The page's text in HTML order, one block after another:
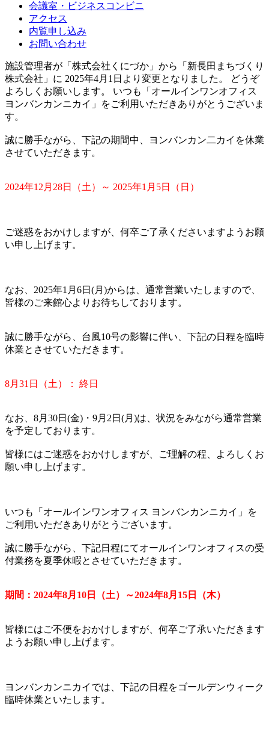
会議室・ビジネスコンビニ
アクセス
内覧申し込み
お問い合わせ
施設管理者が「株式会社くにづか」から「新長田まちづくり
株式会社」に 2025年4月1日より変更となりました。 どうぞ
よろしくお願いします。 いつも「オールインワンオフィス
ヨンバンカンニカイ」をご利用いただきありがとうございま
す。
誠に勝手ながら、下記の期間中、ヨンバンカン二カイを休業
させていただきます。
2024年12月28日（土）～ 2025年1月5日（日）
ご迷惑をおかけしますが、何卒ご了承くださいますようお願
い申し上げます。
なお、2025年1月6日(月)からは、通常営業いたしますので、
皆様のご来館心よりお待ちしております。
誠に勝手ながら、台風10号の影響に伴い、下記の日程を臨時
休業とさせていただきます。
8月31日（土）： 終日
なお、8月30日(金)・9月2日(月)は、状況をみながら通常営業
を予定しております。
皆様にはご迷惑をおかけしますが、ご理解の程、よろしくお
願い申し上げます。
いつも「オールインワンオフィス ヨンバンカンニカイ」を
ご利用いただきありがとうございます。
誠に勝手ながら、下記日程にてオールインワンオフィスの受
付業務を夏季休暇とさせていただきます。
期間：2024年8月10日（土）～2024年8月15日（木）
皆様にはご不便をおかけしますが、何卒ご了承いただきます
ようお願い申し上げます。
ヨンバンカンニカイでは、下記の日程をゴールデンウィーク
臨時休業といたします。